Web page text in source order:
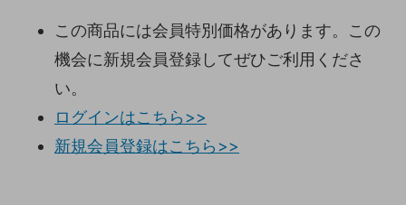
この商品には会員特別価格があります。この
機会に新規会員登録してぜひご利用くださ
い。
ログインはこちら>>
新規会員登録はこちら>>